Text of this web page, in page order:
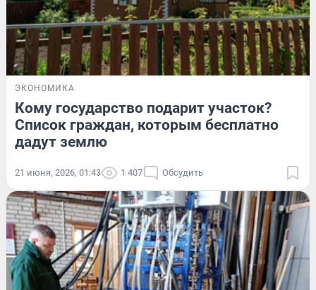
ЭКОНОМИКА
Кому государство подарит участок?
Список граждан, которым бесплатно
дадут землю
21 июня, 2026, 01:43 1 407 Обсудить